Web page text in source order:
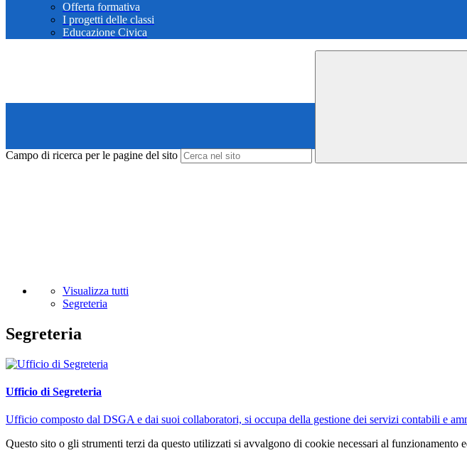
Offerta formativa
I progetti delle classi
Educazione Civica
Campo di ricerca per le pagine del sito
Visualizza tutti
Segreteria
Segreteria
Ufficio di Segreteria
Ufficio composto dal DSGA e dai suoi collaboratori, si occupa della gestione dei servizi contabili e
Questo sito o gli strumenti terzi da questo utilizzati si avvalgono di cookie necessari al funzionamento